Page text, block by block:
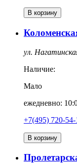
В корзину
ул.
Наличие:
Мало
ежедневно:
+7(495) 720-54-
В корзину